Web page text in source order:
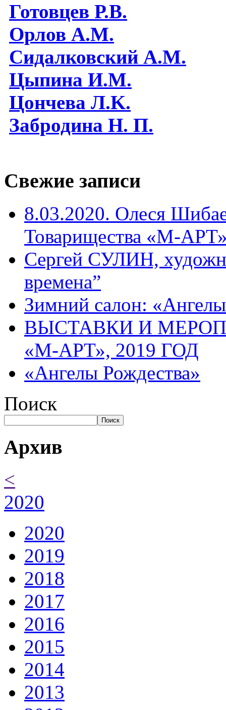
Готовцев Р.В.
Орлов А.М.
Сидалковский А.М.
Цыпина И.М.
Цончева Л.K.
Забродина Н. П.
Свежие записи
8.03.2020. Олеся
Товарищества «М-
Сергей СУЛИН,
времена”
Зимний салон:
ВЫСТАВКИ И
«М-АРТ», 2019 ГОД
«Ангелы Рождества»
Поиск
Поиск
Архив
<
2020
2020
2019
2018
2017
2016
2015
2014
2013